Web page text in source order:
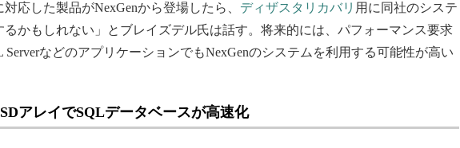
対応した製品がNexGenから登場したら、 ディザスタリカバリ 用に同社のシステ
るかもしれない」とブレイズデル氏は話す。将来的には、パフォーマンス要求
ServerなどのアプリケーションでもNexGenのシステムを利用する可能性が高い
アレイでSQLデータベースが高速化